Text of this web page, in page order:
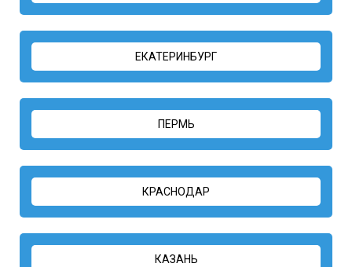
ЕКАТЕРИНБУРГ
ПЕРМЬ
КРАСНОДАР
КАЗАНЬ